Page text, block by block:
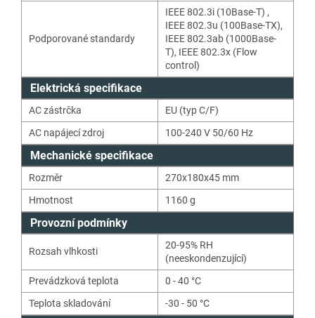
Podporované standardy
IEEE 802.3i (10Base-T) ,
IEEE 802.3u (100Base-TX),
IEEE 802.3ab (1000Base-
T), IEEE 802.3x (Flow
control)
Elektrická specifikace
AC zástrčka
EU (typ C/F)
AC napájecí zdroj
100-240 V 50/60 Hz
Mechanické specifikace
Rozměr
270x180x45 mm
Hmotnost
1160 g
Provozní podmínky
Rozsah vlhkosti
20-95% RH
(neeskondenzující)
Prevádzková teplota
0 - 40 °C
Teplota skladování
-30 - 50 °C